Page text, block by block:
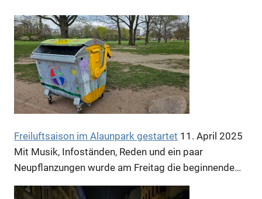
Freiluftsaison im Alaunpark gestartet 11. April 2025
Mit Musik, Infoständen, Reden und ein paar
Neupflanzungen wurde am Freitag die beginnende…